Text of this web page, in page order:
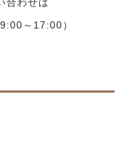
合わせは
～17:00）